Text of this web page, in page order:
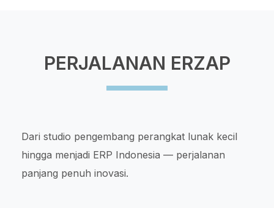
PERJALANAN ERZAP
Dari studio pengembang perangkat lunak kecil
hingga menjadi ERP Indonesia — perjalanan
panjang penuh inovasi.